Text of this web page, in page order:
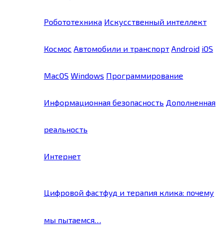
Робототехника Искусственный интеллект
Космос Автомобили и транспорт Android iOS
MacOS Windows Программирование
Информационная безопасность Дополненная
реальность
Интернет
Цифровой фастфуд и терапия клика: почему
мы пытаемся…